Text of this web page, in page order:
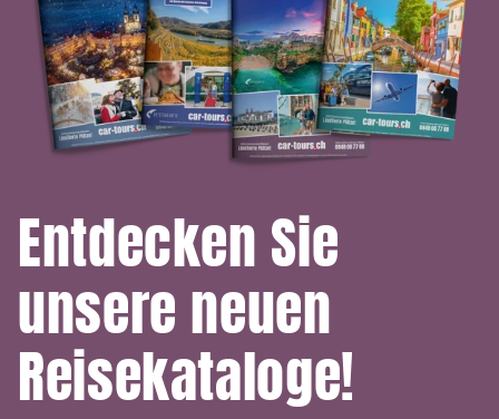
Entdecken Sie
unsere neuen
Reisekataloge!